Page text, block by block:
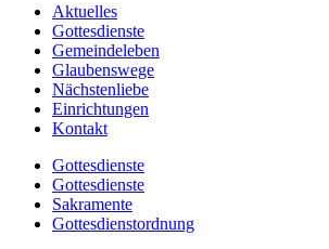
Aktuelles
Gottesdienste
Gemeindeleben
Glaubenswege
Nächstenliebe
Einrichtungen
Kontakt
Gottesdienste
Gottesdienste
Sakramente
Gottesdienstordnung